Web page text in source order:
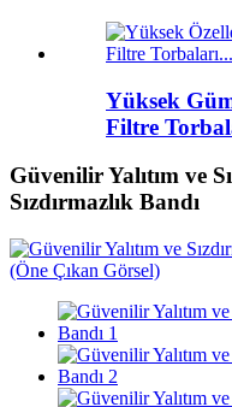
Yüksek
Filtre
Güvenilir Yalıtım ve
Sızdırmazlık Bandı